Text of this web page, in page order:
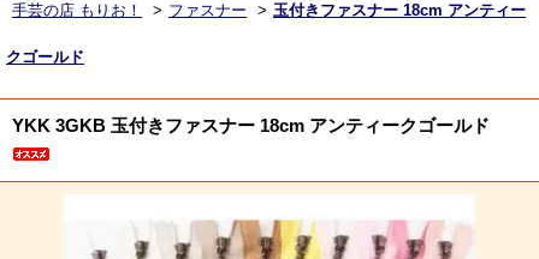
手芸の店 もりお！ > ファスナー > 玉付きファスナー 18cm アンティー
クゴールド
YKK 3GKB 玉付きファスナー 18cm アンティークゴールド